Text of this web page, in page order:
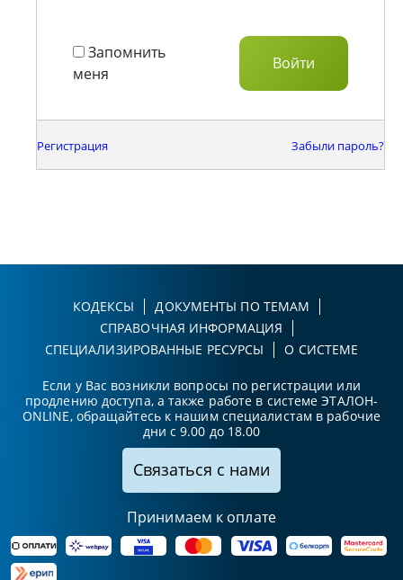
Запомнить
меня
Регистрация Забыли пароль?
КОДЕКСЫ
ДОКУМЕНТЫ ПО ТЕМАМ
СПРАВОЧНАЯ ИНФОРМАЦИЯ
СПЕЦИАЛИЗИРОВАННЫЕ РЕСУРСЫ
О СИСТЕМЕ
Если у Вас возникли вопросы по регистрации или
продлению доступа, а также работе в системе ЭТАЛОН-
ONLINE, обращайтесь к нашим специалистам в рабочие
дни с 9.00 до 18.00
Связаться с нами
Принимаем к оплате